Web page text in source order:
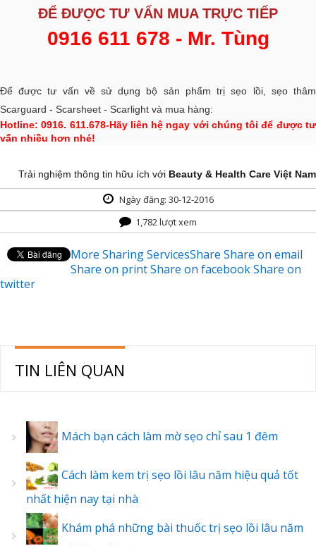
ĐỂ ĐƯỢC TƯ VẤN MUA TRỰC TIẾP
0916 611 678 - Mr. Tùng
Để được tư vấn về sử dụng bộ sản phẩm trị sẹo lồi, sẹo thâm
Scarguard - Scarsheet - Scarlight và mua hàng:
Hotline: 0916. 611.678-Hãy liên hệ ngay với chúng tôi để được tư
vấn nhiều hơn nhé!
Trải nghiệm thông tin hữu ích với Beauty & Health Care Việt Nam
Ngày đăng: 30-12-2016
1,782 lượt xem
More Sharing ServicesShare Share on email
Share on printShare on facebookShare on
twitter
TIN LIÊN QUAN
Mách bạn cách làm mờ sẹo chỉ sau 1 đêm
Cách làm kem trị sẹo lồi lâu năm hiệu quả tốt
nhất hiện nay tại nhà
Khám phá những bài thuốc trị sẹo lồi lâu năm